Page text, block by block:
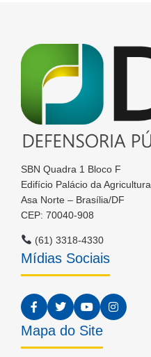
SBN Quadra 1 Bloco F
Edifício Palácio da Agricultura
Asa Norte – Brasília/DF
CEP: 70040-908
(61) 3318-4330
Mídias Sociais
Mapa do Site